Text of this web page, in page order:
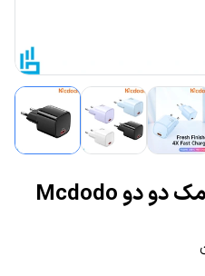
شارژر دیواری 20 وات مک دو دو Mcdodo